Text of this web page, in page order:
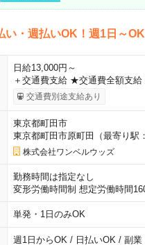
い・週払いOK！週1日～
日給13,000円～
＋交通費支給 ★交通費全額支
交通費別途支給あり
東京都町田市
東京都町田市原町田（最寄り駅
株式会社ワンベルウッズ
勤務時間は指定なし
変形労働時間制 想定労働時間
単発・1日のみOK
週1日からOK / 日払いOK / 副